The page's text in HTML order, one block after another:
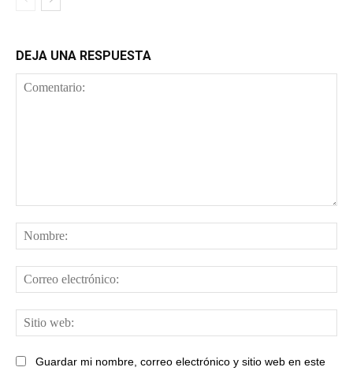
DEJA UNA RESPUESTA
Guardar mi nombre, correo electrónico y sitio web en este